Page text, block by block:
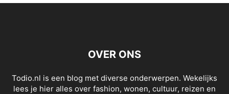
OVER ONS
Todio.nl is een blog met diverse onderwerpen. Wekelijks
lees je hier alles over fashion, wonen, cultuur, reizen en